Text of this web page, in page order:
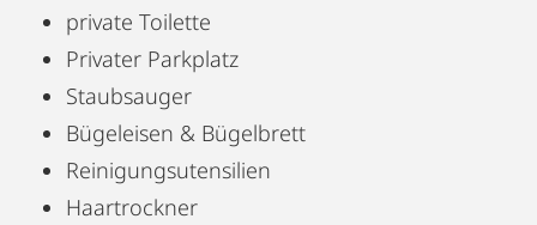
private Toilette
Privater Parkplatz
Staubsauger
Bügeleisen & Bügelbrett
Reinigungsutensilien
Haartrockner